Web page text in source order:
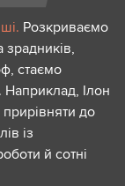
Розкриваємо
зрадників,
стаємо
Ілон
до
із
й сотні